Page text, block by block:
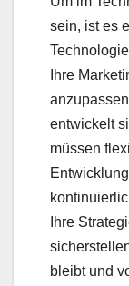
sein, ist es
Ihre
entwickelt
müssen
Ihre
bleibt und